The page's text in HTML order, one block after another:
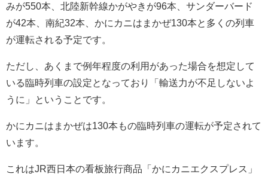
みが550本、北陸新幹線かがやきが96本、サンダーバード
が42本、南紀32本、かにカニはまかぜ130本と多くの列車
が運転される予定です。
ただし、あくまで例年程度の利用があった場合を想定して
いる臨時列車の設定となっており「輸送力が不足しないよ
うに」ということです。
かにカニはまかぜは130本もの臨時列車の運転が予定されて
います。
これはJR西日本の看板旅行商品「かにカニエクスプレス」